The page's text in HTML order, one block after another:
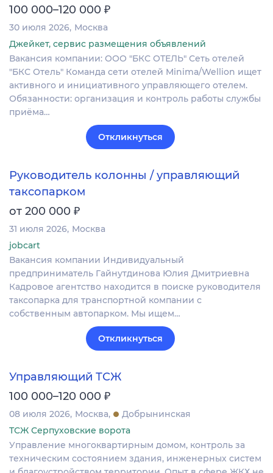
100 000–120 000 ₽
30 июля 2026 Москва
Джейкет, сервис размещения объявлений
Вакансия компании: ООО "БКС ОТЕЛЬ" Сеть отелей
"БКС Отель" Команда сети отелей Minima/Wellion ищет
активного и инициативного управляющего отелем.
Обязанности: организация и контроль работы службы
приёма…
Откликнуться
Руководитель колонны / управляющий
таксопарком
от 200 000 ₽
31 июля 2026 Москва
jobcart
Вакансия компании Индивидуальный
предприниматель Гайнутдинова Юлия Дмитриевна
Кадровое агентство находится в поиске руководителя
таксопарка для транспортной компании с
собственным автопарком. Мы ищем…
Откликнуться
Управляющий ТСЖ
100 000–120 000 ₽
08 июля 2026 Москва
Добрынинская
ТСЖ Серпуховские ворота
Управление многоквартирным домом, контроль за
техническим состоянием здания, инженерных систем